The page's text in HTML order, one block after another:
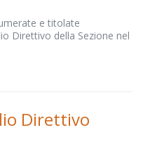
e titolate
Direttivo della Sezione nel
Direttivo